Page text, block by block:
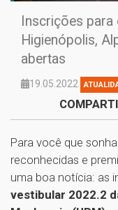
Inscrições
Higienópolis,
abertas
19.05.2022
Para você que
reconhecidas e
uma boa notícia: as
vestibular 2022.2